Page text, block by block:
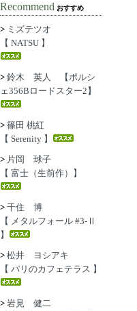
Recommend おすすめ
> ミズテツオ
【 NATSU 】
> 鈴木 英人 【ポルシ
ェ356Bロードスター2】
> 篠田 桃紅
【 Serenity 】
> 片岡 球子
【 富士（生前作）】
> 千住 博
【 メタルフォール #3-Ⅱ
】
> 松井 ヨシアキ
【 パリのカフェテラス 】
> 岩見 健二